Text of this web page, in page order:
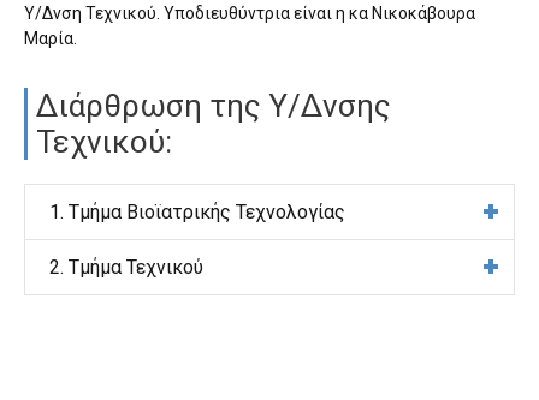
Υ/Δνση Τεχνικού. Υποδιευθύντρια είναι η κα Νικοκάβουρα
Μαρία.
Διάρθρωση της Υ/Δνσης
Τεχνικού:
1. Τμήμα Βιοϊατρικής Τεχνολογίας
2. Τμήμα Τεχνικού